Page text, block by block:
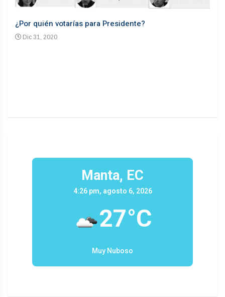
¿Por quién votarías para Presidente?
Dic 31, 2020
Manta, EC
4:26 pm, agosto 6, 2026
27°C
Muy Nuboso